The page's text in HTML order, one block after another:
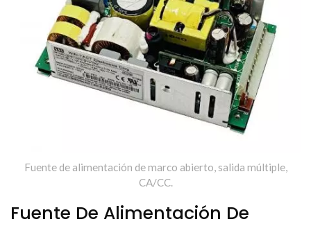
Fuente de alimentación de marco abierto, salida múltiple,
CA/CC.
Fuente De Alimentación De